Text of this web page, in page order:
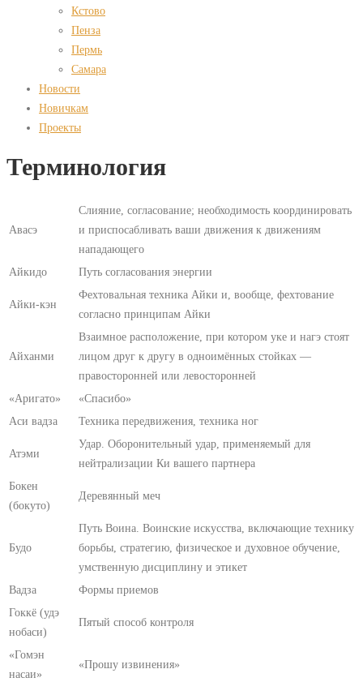
Кстово
Пенза
Пермь
Самара
Новости
Новичкам
Проекты
Терминология
Авасэ
Слияние, согласование; необходимость координировать
и приспосабливать ваши движения к движениям
нападающего
Айкидо
Путь согласования энергии
Айки-кэн
Фехтовальная техника Айки и, вообще, фехтование
согласно принципам Айки
Айханми
Взаимное расположение, при котором уке и нагэ стоят
лицом друг к другу в одноимённых стойках —
правосторонней или левосторонней
«Аригато»
«Спасибо»
Аси вадза
Техника передвижения, техника ног
Атэми
Удар. Оборонительный удар, применяемый для
нейтрализации Ки вашего партнера
Бокен
(бокуто)
Деревянный меч
Будо
Путь Воина. Воинские искусства, включающие технику
борьбы, стратегию, физическое и духовное обучение,
умственную дисциплину и этикет
Вадза
Формы приемов
Гоккё (удэ
нобаси)
Пятый способ контроля
«Гомэн
насаи»
«Прошу извинения»